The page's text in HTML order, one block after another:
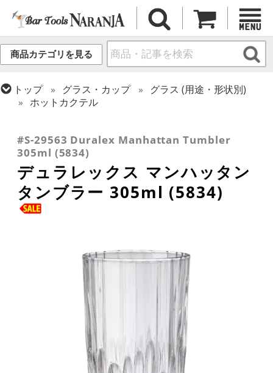
商品カテゴリを見る
トップ グラス・カップ
グラス (用途・形状別)
ホットカクテル
タンブラー
#S-29563 Duralex Manhattan Tumbler
305ml (5834)
デュラレックス マンハッタン
タンブラー 305ml (5834)